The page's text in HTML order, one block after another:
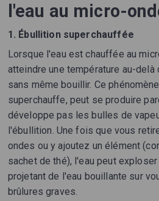
l'eau au micro-
1. Ébullition superchauffée
Lorsque l'eau est chauffée au
atteindre une température au-
sans même bouillir. Ce
superchauffe, peut se produire
développe pas les bulles de
l'ébullition. Une fois que vous
ondes ou y ajoutez un élément
sachet de thé), l'eau peut
projetant de l'eau bouillante sur
brûlures graves.